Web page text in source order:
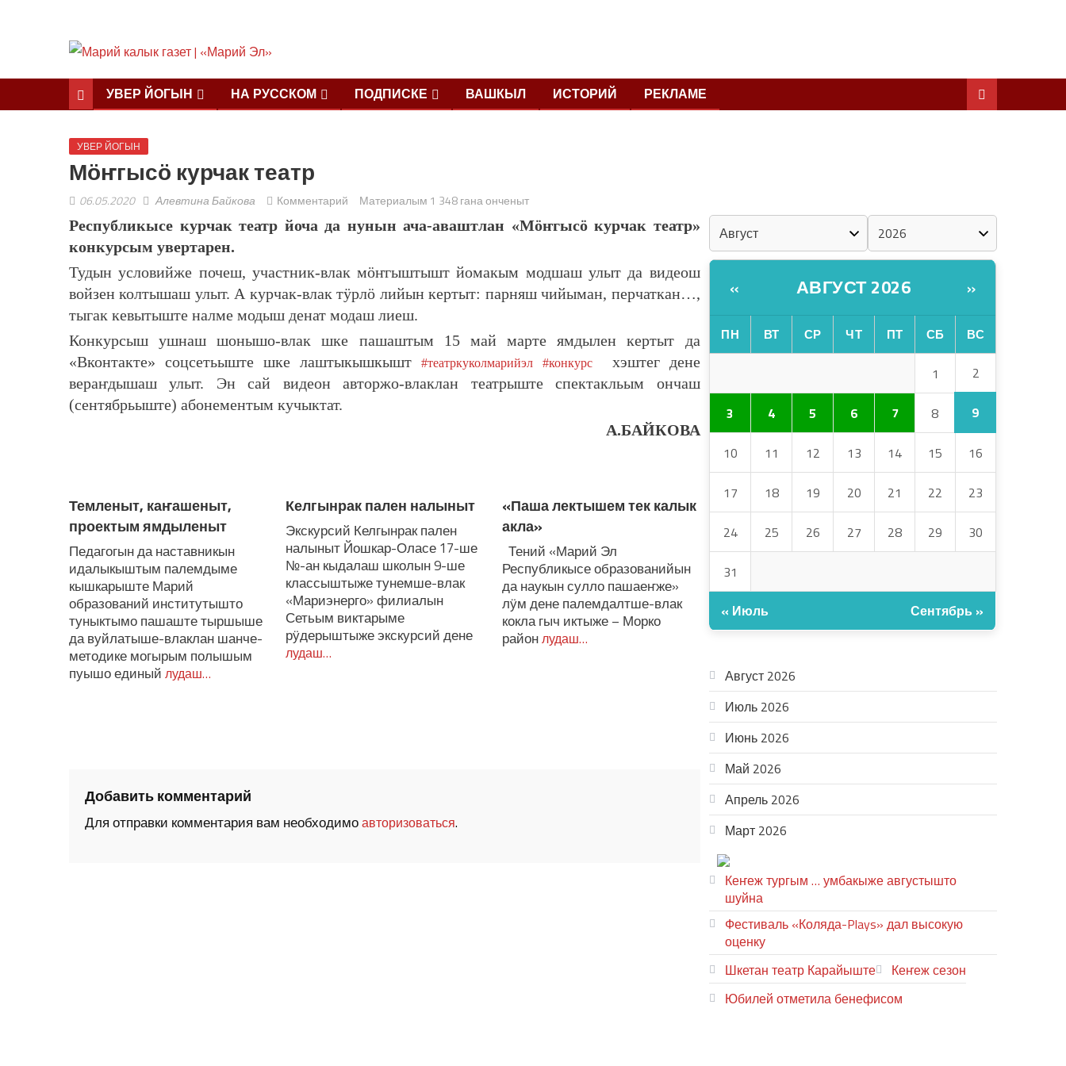
УВЕР ЙОГЫН НА РУССКОМ ПОДПИСКЕ ВАШКЫЛ ИСТОРИЙ РЕКЛАМЕ
УВЕР ЙОГЫН
Мӧҥгысӧ курчак театр
06.05.2020 Алевтина Байкова Комментарий Материалым 1 348 гана онченыт
Республикысе курчак театр йоча да нунын ача-аваштлан «Мӧҥгысӧ курчак театр»
конкурсым увертарен.
Тудын условийже почеш, участник-влак мӧҥгыштышт йомакым модшаш улыт да видеош
войзен колтышаш улыт. А курчак-влак тӱрлӧ лийын кертыт: парняш чийыман, перчаткан…,
тыгак кевытыште налме модыш денат модаш лиеш.
Конкурсыш ушнаш шонышо-влак шке пашаштым 15 май марте ямдылен кертыт да
«Вконтакте» соцсетьыште шке лаштыкышкышт#театркуколмарийэл #конкурс
хэштег дене
вераҥдышаш улыт. Эн сай видеон авторжо-влаклан театрыште спектакльым ончаш
(сентябрьыште) абонементым кучыктат.
А.БАЙКОВА
Темленыт, каҥашеныт,
проектым ямдыленыт
Педагогын да наставникын
идалыкыштым палемдыме
кышкарыште Марий
образований институтышто
туныктымо пашаште тыршыше
да вуйлатыше-влаклан шанче-
методике могырым полышым
пуышо единый лудаш…
Келгынрак пален налыныт
Экскурсий Келгынрак пален
налыныт Йошкар-Оласе 17-ше
№-ан кыдалаш школын 9-ше
классыштыже тунемше-влак
«Мариэнерго» филиалын
Сетьым виктарыме
рӱдерыштыже экскурсий дене
лудаш…
«Паша лектышем тек калык
акла»
Тений «Марий Эл
Республикысе образованийын
да наукын сулло пашаеҥже»
лӱм дене палемдалтше-влак
кокла гыч иктыже – Морко
районлудаш…
Добавить комментарий
Для отправки комментария вам необходимоавторизоваться.
« АВГУСТ 2026 »
ПН ВТ СР ЧТ ПТ СБ ВС
1 2
3 4 5 6 7 8 9
10 11 12 13 14 15 16
17 18 19 20 21 22 23
24 25 26 27 28 29 30
31
« Июль Сентябрь »
Август 2026
Июль 2026
Июнь 2026
Май 2026
Апрель 2026
Март 2026
Кеҥеж тургым … умбакыже августышто
шуйна
Фестиваль «Коляда-Plays» дал высокую
оценку
Шкетан театр Карайыште
Кеҥеж сезон
Юбилей отметила бенефисом